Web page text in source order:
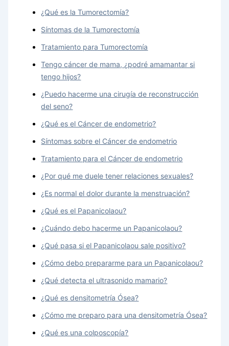
¿Qué es la Tumorectomía?
Síntomas de la Tumorectomía
Tratamiento para Tumorectomía
Tengo cáncer de mama, ¿podré amamantar si
tengo hijos?
¿Puedo hacerme una cirugía de reconstrucción
del seno?
¿Qué es el Cáncer de endometrio?
Síntomas sobre el Cáncer de endometrio
Tratamiento para el Cáncer de endometrio
¿Por qué me duele tener relaciones sexuales?
¿Es normal el dolor durante la menstruación?
¿Qué es el Papanicolaou?
¿Cuándo debo hacerme un Papanicolaou?
¿Qué pasa si el Papanicolaou sale positivo?
¿Cómo debo prepararme para un Papanicolaou?
¿Qué detecta el ultrasonido mamario?
¿Qué es densitometría Ósea?
¿Cómo me preparo para una densitometría Ósea?
¿Qué es una colposcopía?